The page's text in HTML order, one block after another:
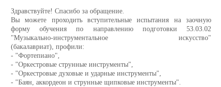
Здравствуйте! Спасибо за обращение.
Вы можете проходить вступительные испытания на заочную
форму обучения по направлению подготовки 53.03.02
"Музыкально-инструментальное искусство"
(бакалавриат), профили:
- "Фортепиано",
- "Оркестровые струнные инструменты",
- "Оркестровые духовые и ударные инструменты",
- "Баян, аккордеон и струнные щипковые инструменты".